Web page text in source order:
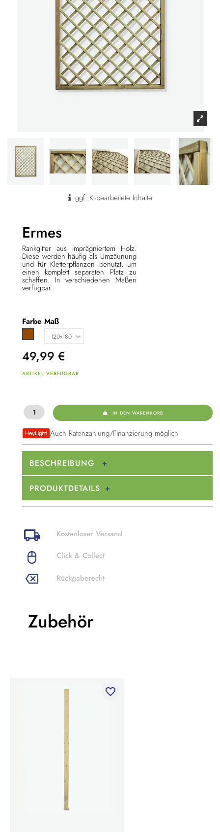
ggf. KI-bearbeitete Inhalte
Ermes
Rankgitter aus imprägniertem Holz.
Diese werden häufig als Umzäunung
und für Kletterpflanzen benutzt, um
einen komplett separaten Platz zu
schaffen. In verschiedenen Maßen
verfügbar.
Farbe Maß
49,99 €
ARTIKEL VERFÜGBAR
IN DEN WARENKORB
Auch Ratenzahlung/Finanzierung möglich
BESCHREIBUNG
PRODUKTDETAILS
Kostenloser Versand
Click & Collect
Rückgaberecht
Zubehör
favorite_border